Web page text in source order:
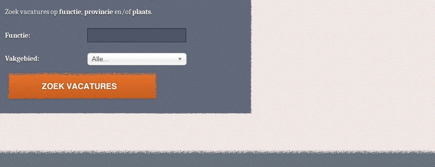
Zoek vacatures opfunctie,provincieen/ofplaats.
Functie:
Vakgebied: Alle...